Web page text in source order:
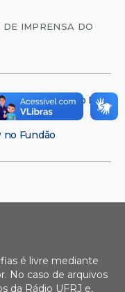
IMPRENSA DO
Prefeitura do Rio
no Fundão
é livre mediante
No caso de arquivos
da Rádio UFRJ e,